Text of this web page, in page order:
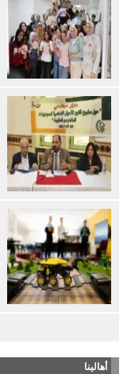
أهالينا